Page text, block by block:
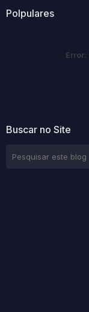
Polpulares
Error:
Buscar no Site